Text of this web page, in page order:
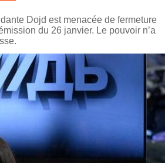
Dojd est menacée de fermeture
du 26 janvier. Le pouvoir n’a